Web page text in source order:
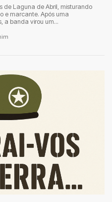
de Laguna de Abril, misturando
e marcante. Após uma
a banda virou um...